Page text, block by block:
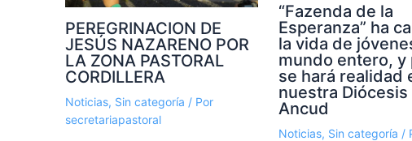
PEREGRINACION DE
JESÚS NAZARENO POR
LA ZONA PASTORAL
CORDILLERA
Noticias, Sin categoría / Por
secretariapastoral
“Fazenda de la
Esperanza” ha
la vida de
mundo entero, y
se hará realidad
nuestra Diócesis
Ancud
Noticias, Sin categoría /